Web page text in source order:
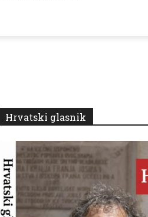
Hrvatski glasnik